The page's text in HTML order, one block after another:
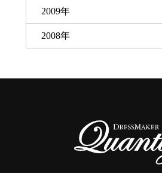
2009年
2008年